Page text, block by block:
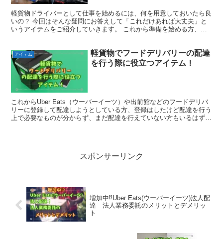
軽貨物ドライバーとして仕事を始めるには、何を用意しておいたら良
いの？ 今回はそんな疑問にお答えして「これだけあれば大丈夫」と
いうアイテムをご紹介していきます。 これから準備を始める方、す
アイテム
軽貨物でフードデリバリーの配達
を行う際に役立つアイテム！
これからUber Eats（ウーバーイーツ）や出前館などのフードデリバ
リーに登録して配達しようとしている方、登録はしたけど配達を行う
上で必要なものが分からず、まだ配達を行えていない方もいるはず。
スポンサーリンク
増加中⁉︎Uber Eats(ウーバーイーツ)法人配
達 法人業務委託のメリットとデメリッ
ト